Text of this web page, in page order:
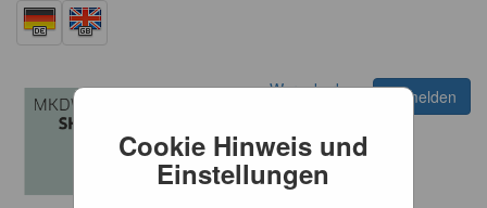
Cookie Hinweis und
Einstellungen
Warenkorb
Anmelden